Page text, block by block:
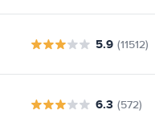
5.9 (11512)
6.3 (572)